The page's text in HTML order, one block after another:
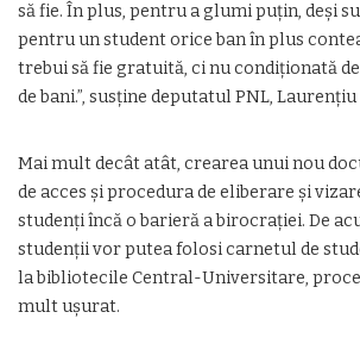
să fie. În plus, pentru a glumi puțin, deși
pentru un student orice ban în plus
trebui să fie gratuită, ci nu condiționată
de bani.”, susține deputatul PNL, Laurențiu
Mai mult decât atât, crearea unui nou
de acces și procedura de eliberare și
studenți încă o barieră a birocrației. De
studenții vor putea folosi carnetul de
la bibliotecile Central-Universitare,
mult ușurat.